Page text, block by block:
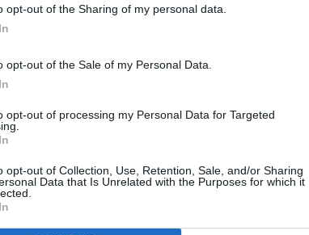
opt-out of the Sharing of my personal data.
opt-out of the Sale of my Personal Data.
opt-out of processing my Personal Data for Targeted
opt-out of Collection, Use, Retention, Sale, and/or Sharing
Data that Is Unrelated with the Purposes for which it
na Sport1 a Sport2 HD
vynálezy
4
9A